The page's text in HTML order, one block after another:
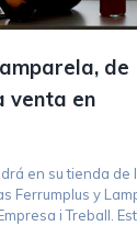
de
venta en
en su tienda de
Ferrumplus y
i Treball.